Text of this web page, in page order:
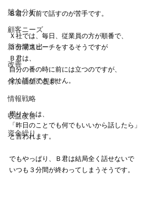
競合分析
顧客ニーズ
新市場進出
改善
付加価値の提供
情報戦略
収益改善
資金繰り
Ｂ君、人前で話すのが苦手です。
Ｘ社では、毎日、従業員の方が順番で、
３分間スピーチをするそうですが
Ｂ君は、
自分の番の時に前には立つのですが、
全く話ができません。
周りからは、
「昨日のことでも何でもいいから話したら」
と言われます。
でもやっぱり、Ｂ君は結局全く話せないで
いつも３分間が終わってしまうそうです。